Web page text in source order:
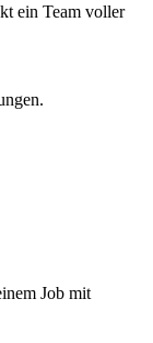
ein Team voller
Job mit